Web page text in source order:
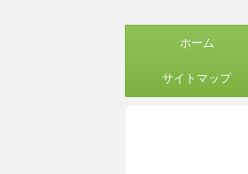
ホーム
サイトマップ